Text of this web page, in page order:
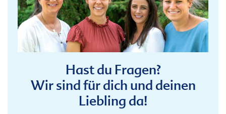
Hast du Fragen?
Wir sind für dich und deinen
Liebling da!